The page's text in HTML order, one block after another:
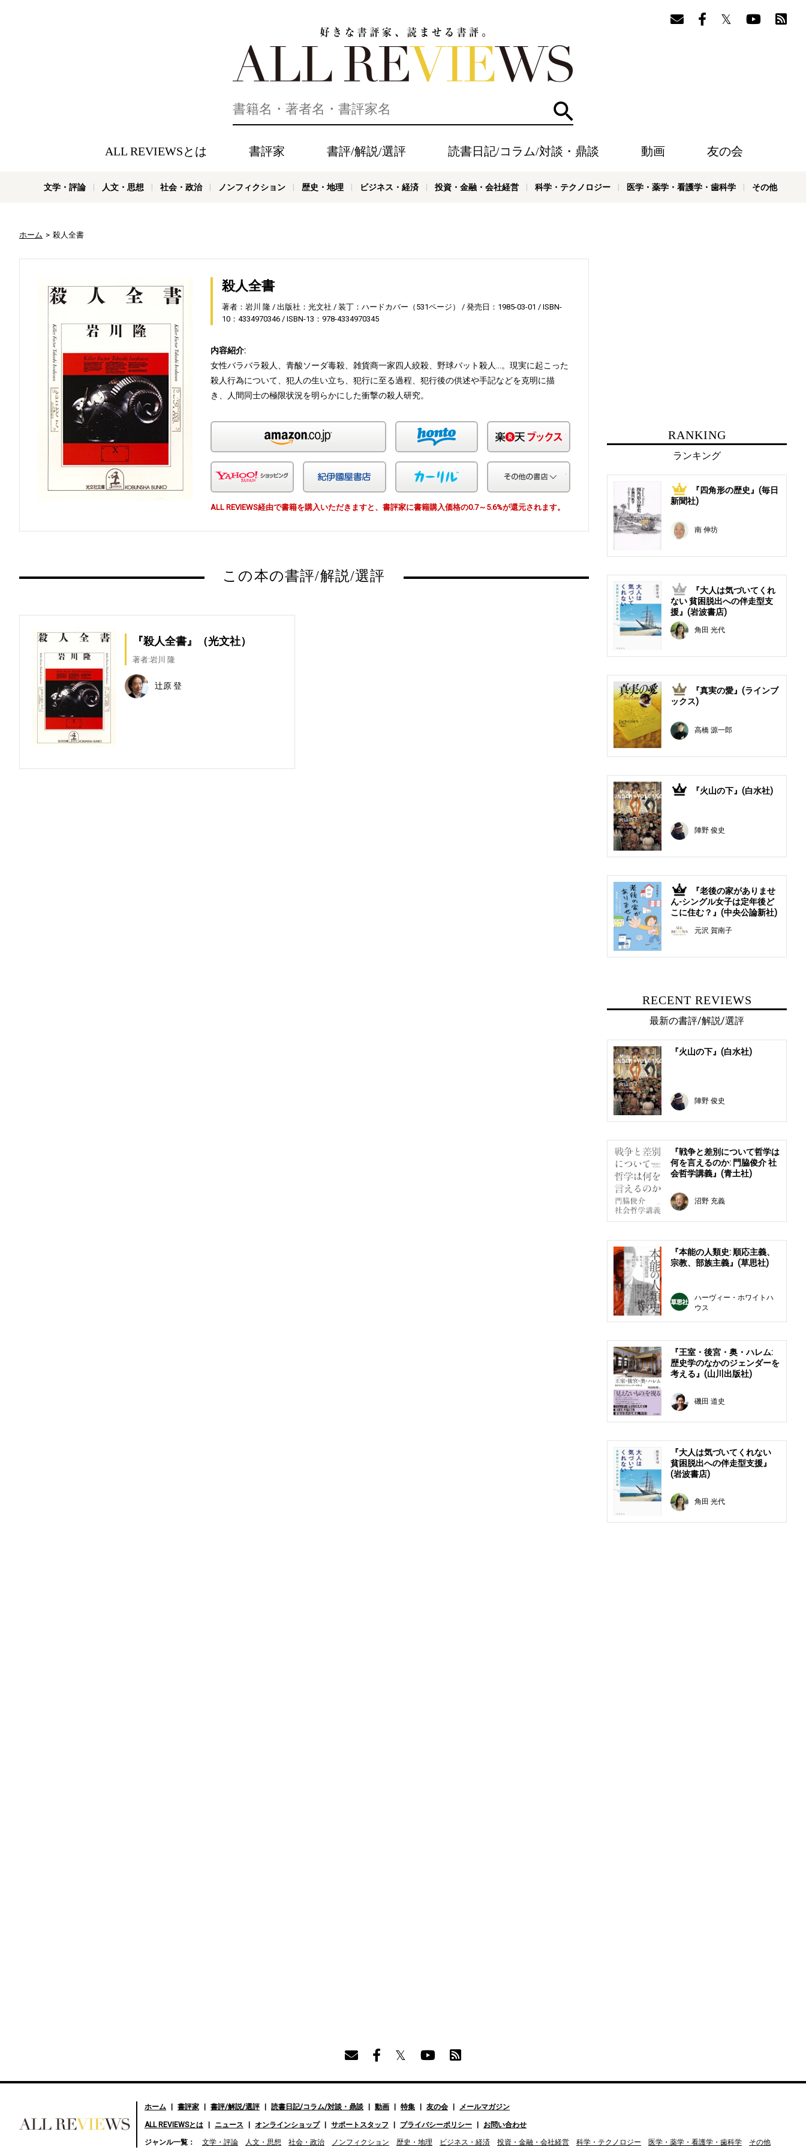
検索
ALL REVIEWSとは 書評家 書評/解説/選評 読書日記/コラム/対談・鼎談 動画 友の会
文学・評論 人文・思想 社会・政治 ノンフィクション 歴史・地理 ビジネス・経済 投資・金融・会社経営 科学・テクノロジー 医学・薬学・看護学・歯科学 その他
ホーム 殺人全書
殺人全書
著者：岩川 隆 出版社：光文社 装丁：ハードカバー（531ページ） 発売日：1985-03-01
ISBN-
10：4334970346
ISBN-13：978-4334970345
内容紹介:
女性バラバラ殺人、青酸ソーダ毒殺、雑貨商一家四人絞殺、野球バット殺人...。現実に起こった
殺人行為について、犯人の生い立ち、犯行に至る過程、犯行後の供述や手記などを克明に描
き、人間同士の極限状況を明らかにした衝撃の殺人研究。
Yahoo!ショッピング
ALL REVIEWS経由で書籍を購入いただきますと、書評家に書籍購入価格の0.7～5.6%が還元されます。
この本の書評/解説/選評
『殺人全書』（光文社）
著者:岩川 隆
辻原 登
RANKING
ランキング
1
『四角形の歴史』(毎日
新聞社)
南 伸坊
2
『大人は気づいてくれ
ない 貧困脱出への伴走型支
援』(岩波書店)
角田 光代
3
『真実の愛』(ラインブ
ックス)
高橋 源一郎
4 『火山の下』(白水社)
陣野 俊史
5
『老後の家がありませ
ん-シングル女子は定年後ど
こに住む？』(中央公論新社)
元沢 賀南子
RECENT REVIEWS
最新の書評/解説/選評
『火山の下』(白水社)
陣野 俊史
『戦争と差別について哲学は
何を言えるのか: 門脇俊介 社
会哲学講義』(青土社)
沼野 充義
『本能の人類史: 順応主義、
宗教、部族主義』(草思社)
ハーヴィー・ホワイトハ
ウス
『王室・後宮・奥・ハレム:
歴史学のなかのジェンダーを
考える』(山川出版社)
磯田 道史
『大人は気づいてくれない
貧困脱出への伴走型支援』
(岩波書店)
角田 光代
ホーム 書評家 書評/解説/選評 読書日記/コラム/対談・鼎談 動画 特集 友の会 メールマガジン
ALL REVIEWSとは ニュース オンラインショップ サポートスタッフ プライバシーポリシー お問い合わせ
ジャンル一覧： 文学・評論 人文・思想 社会・政治 ノンフィクション 歴史・地理 ビジネス・経済 投資・金融・会社経営 科学・テクノロジー 医学・薬学・看護学・歯科学 その他